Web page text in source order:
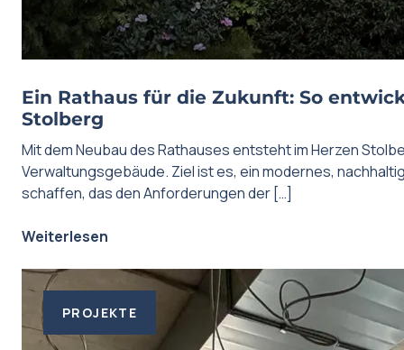
Ein Rathaus für die Zukunft: So
Stolberg
Mit dem Neubau des Rathauses entsteht im Herzen
Verwaltungsgebäude. Ziel ist es, ein modernes,
schaffen, das den Anforderungen der […]
Weiterlesen
PROJEKTE